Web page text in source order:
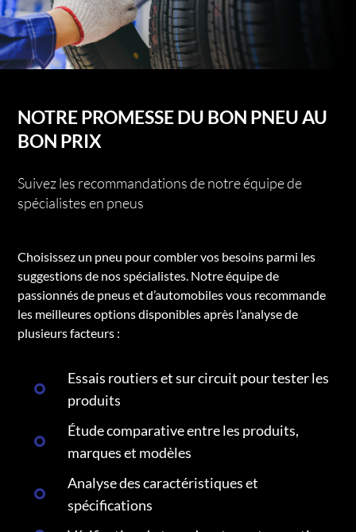
NOTRE PROMESSE DU BON PNEU AU
BON PRIX
Suivez les recommandations de notre équipe de
spécialistes en pneus
Choisissez un pneu pour combler vos besoins parmi les
suggestions de nos spécialistes. Notre équipe de
passionnés de pneus et d’automobiles vous recommande
les meilleures options disponibles après l’analyse de
plusieurs facteurs :
Essais routiers et sur circuit pour tester les
produits
Étude comparative entre les produits,
marques et modèles
Analyse des caractéristiques et
spécifications